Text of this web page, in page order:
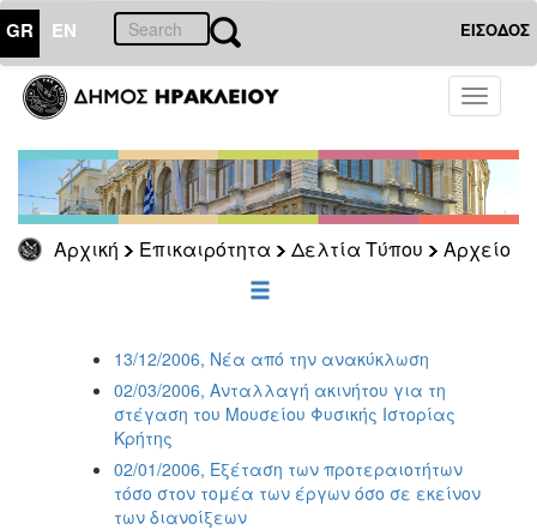
GR EN ΕΙΣΟΔΟΣ
Toggle
Αρχική Επικαιρότητα Δελτία Τύπου Αρχείο
ΕΠΙΚΑΙΡΟΤΗΤΑ
Τύπου
Αρχείο
2026
2025
2022
2021
2020
2019
2018
13/12/2006, Νέα από την ανακύκλωση
02/03/2006, Ανταλλαγή ακινήτου για τη
στέγαση του Μουσείου Φυσικής Ιστορίας
Κρήτης
02/01/2006, Εξέταση των προτεραιοτήτων
τόσο στον τομέα των έργων όσο σε εκείνον
των διανοίξεων